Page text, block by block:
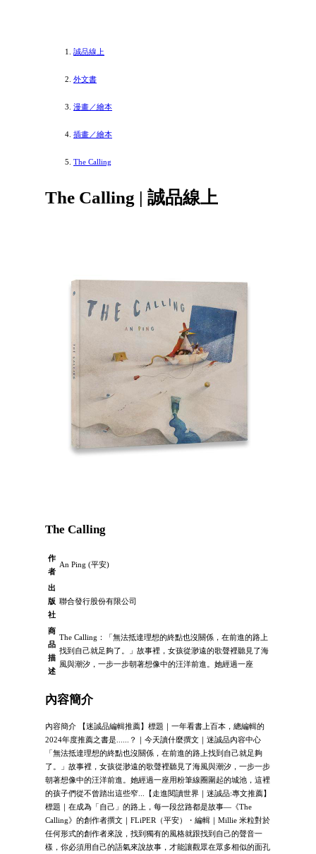
誠品線上
外文書
漫畫／繪本
插畫／繪本
The Calling
The Calling | 誠品線上
The Calling
作
者
An Ping (平安)
出
版
社
聯合發行股份有限公司
商
品
描
述
The Calling：「無法抵達理想的終點也沒關係，在前進的路上
找到自己就足夠了。」故事裡，女孩從渺遠的歌聲裡聽見了海
風與潮汐，一步一步朝著想像中的汪洋前進。她經過一座
內容簡介
內容簡介 【迷誠品編輯推薦】標題｜一年看書上百本，總編輯的
2024年度推薦之書是......？｜今天讀什麼撰文｜迷誠品內容中心
「無法抵達理想的終點也沒關係，在前進的路上找到自己就足夠
了。」故事裡，女孩從渺遠的歌聲裡聽見了海風與潮汐，一步一步
朝著想像中的汪洋前進。她經過一座用粉筆線圈圍起的城池，這裡
的孩子們從不曾踏出這些窄...【走進閱讀世界｜迷誠品:專文推薦】
標題｜在成為「自己」的路上，每一段岔路都是故事—《The
Calling》的創作者撰文｜FLiPER（平安）・編輯｜Millie 米粒對於
任何形式的創作者來說，找到獨有的風格就跟找到自己的聲音一
樣，你必須用自己的語氣來說故事，才能讓觀眾在眾多相似的面孔